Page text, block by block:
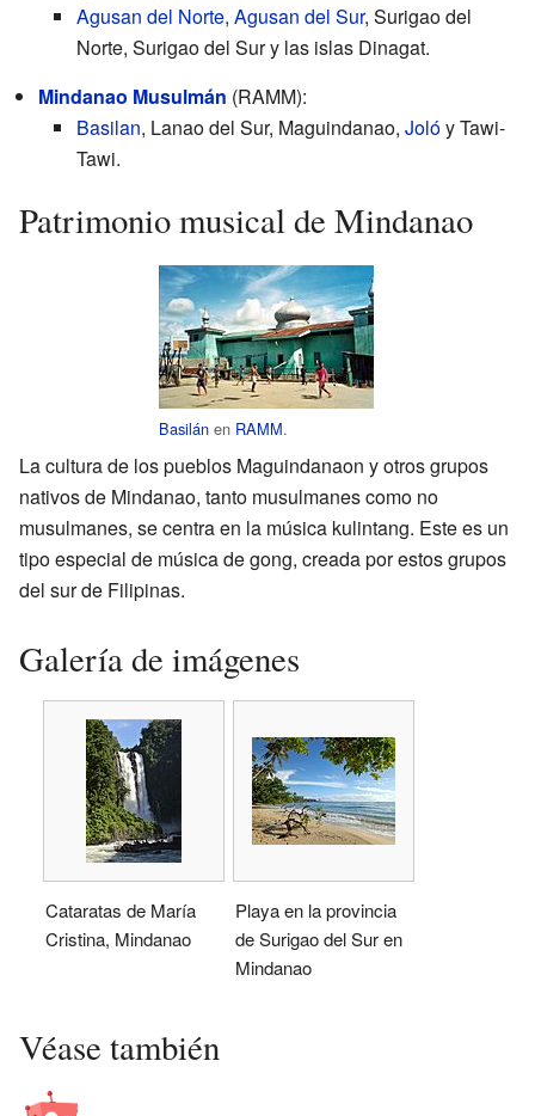
Agusan del Norte, Agusan del Sur, Surigao del
Norte, Surigao del Sur y las islas Dinagat.
Mindanao Musulmán (RAMM):
Basilan, Lanao del Sur, Maguindanao, Jolóy Tawi-
Tawi.
Patrimonio musical de Mindanao
Basilán en RAMM.
La cultura de los pueblos Maguindanaon y otros grupos
nativos de Mindanao, tanto musulmanes como no
musulmanes, se centra en la música kulintang. Este es un
tipo especial de música de gong, creada por estos grupos
del sur de Filipinas.
Galería de imágenes
Cataratas de María
Cristina, Mindanao
Playa en la provincia
de Surigao del Sur en
Mindanao
Véase también